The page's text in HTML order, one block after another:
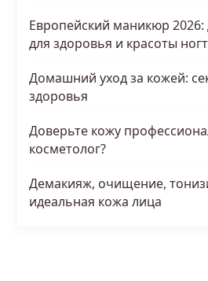
Европейский маникюр 2026:
для здоровья и красоты
Домашний уход за кожей:
здоровья
Доверьте кожу
косметолог?
Демакияж, очищение,
идеальная кожа лица